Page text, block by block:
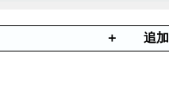
＋ 追加